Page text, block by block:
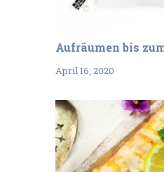
Aufräumen bis
April 16, 2020